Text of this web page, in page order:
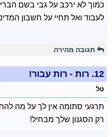
כמוך לא ירכב על גבי בשם
לעבוד ואל תחיי על חשבון
תגובה מהירה
12. רות - רות עבור!
טל
תרגעי סתומה אין לך על מה
רק הסגנון שלך מבחיל!